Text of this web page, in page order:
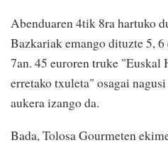
Abenduaren 4tik 8ra hartuko
Bazkariak emango dituzte 5, 6
7an. 45 euroren truke "Euskal
erretako txuleta" osagai
aukera izango da.
Bada, Tolosa Gourmeten